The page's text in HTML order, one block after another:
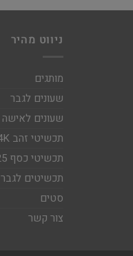
ניווט מהיר
מותגים
שעונים לגבר
שעונים לאישה
תכשיטי זהב 14K
תכשיטי כסף 925
תכשיטים לגבר
סטים
צור קשר